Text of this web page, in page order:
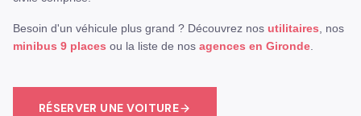
Besoin d'un véhicule plus grand ? Découvrez nos utilitaires , nos
minibus 9 places ou la liste de nos agences en Gironde
RÉSERVER UNE VOITURE